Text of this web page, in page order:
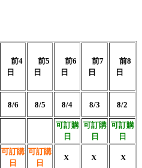
前4
日
前5
日
前6
日
前7
日
前8
日
8/6 8/5 8/4 8/3 8/2
可訂購
日
可訂購
日
可訂購
日
可訂購
日
可訂購
日
X X X